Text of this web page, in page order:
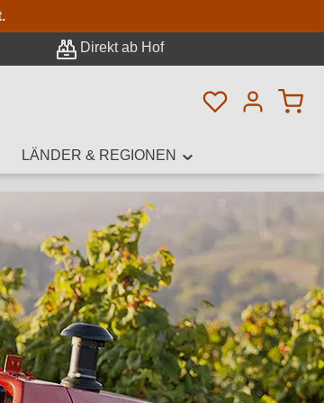
Direkt ab Hof
Du hast 0
LÄNDER & REGIONEN